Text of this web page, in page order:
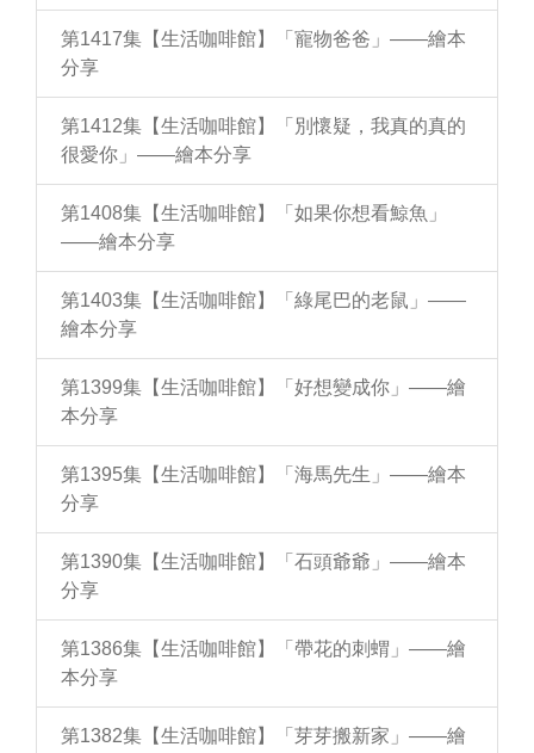
第1417集【生活咖啡館】「寵物爸爸」——繪本
分享
第1412集【生活咖啡館】「別懷疑，我真的真的
很愛你」——繪本分享
第1408集【生活咖啡館】「如果你想看鯨魚」
——繪本分享
第1403集【生活咖啡館】「綠尾巴的老鼠」——
繪本分享
第1399集【生活咖啡館】「好想變成你」——繪
本分享
第1395集【生活咖啡館】「海馬先生」——繪本
分享
第1390集【生活咖啡館】「石頭爺爺」——繪本
分享
第1386集【生活咖啡館】「帶花的刺蝟」——繪
本分享
第1382集【生活咖啡館】「芽芽搬新家」——繪